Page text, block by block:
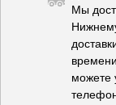
Мы
можете